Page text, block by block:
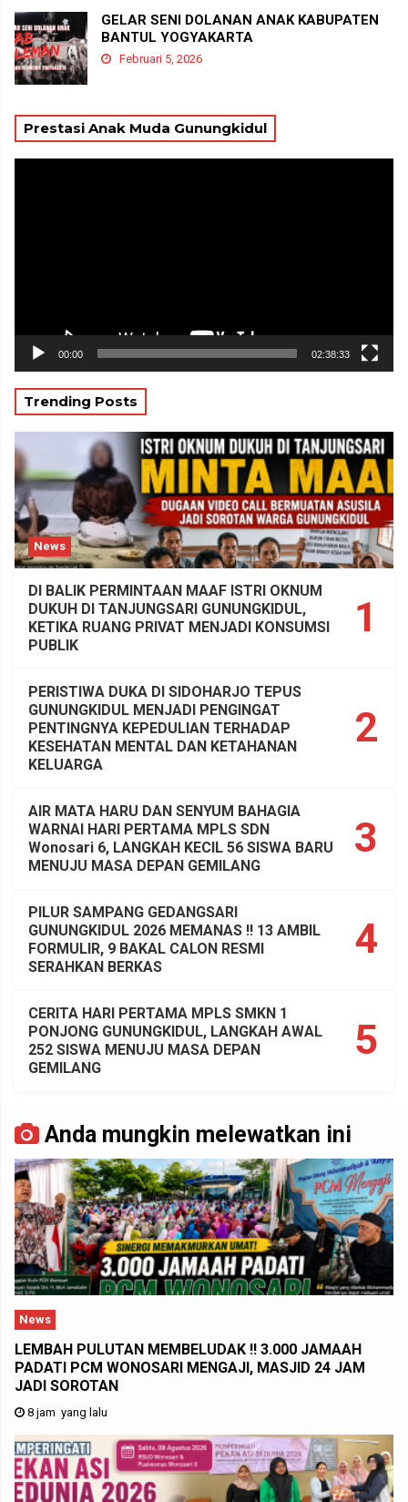
GELAR SENI DOLANAN ANAK KABUPATEN
BANTUL YOGYAKARTA
Februari 5, 2026
Prestasi Anak Muda Gunungkidul
00:00 02:38:33
Trending Posts
News
1
DI BALIK PERMINTAAN MAAF ISTRI OKNUM
DUKUH DI TANJUNGSARI GUNUNGKIDUL,
KETIKA RUANG PRIVAT MENJADI KONSUMSI
PUBLIK
2
PERISTIWA DUKA DI SIDOHARJO TEPUS
GUNUNGKIDUL MENJADI PENGINGAT
PENTINGNYA KEPEDULIAN TERHADAP
KESEHATAN MENTAL DAN KETAHANAN
KELUARGA
3
AIR MATA HARU DAN SENYUM BAHAGIA
WARNAI HARI PERTAMA MPLS SDN
Wonosari 6, LANGKAH KECIL 56 SISWA BARU
MENUJU MASA DEPAN GEMILANG
4
PILUR SAMPANG GEDANGSARI
GUNUNGKIDUL 2026 MEMANAS !! 13 AMBIL
FORMULIR, 9 BAKAL CALON RESMI
SERAHKAN BERKAS
5
CERITA HARI PERTAMA MPLS SMKN 1
PONJONG GUNUNGKIDUL, LANGKAH AWAL
252 SISWA MENUJU MASA DEPAN
GEMILANG
Anda mungkin melewatkan ini
News
LEMBAH PULUTAN MEMBELUDAK !! 3.000 JAMAAH
PADATI PCM WONOSARI MENGAJI, MASJID 24 JAM
JADI SOROTAN
8 jam yang lalu